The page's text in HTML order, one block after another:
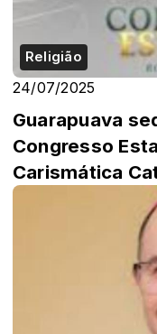
Religião
24/07/2025
Guarapuava
Congresso
Carismática